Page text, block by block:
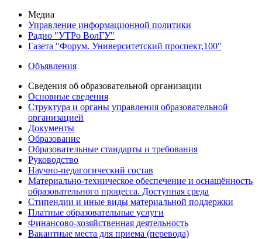
Медиа
Управление информационной политики
Радио "УТРо ВолГУ"
Газета "Форум. Университетский проспект,100"
Объявления
Сведения об образовательной организации
Основные сведения
Структура и органы управления образовательной
организацией
Документы
Образование
Образовательные стандарты и требования
Руководство
Научно-педагогический состав
Материально-техническое обеспечение и оснащённость
образовательного процесса. Доступная среда
Стипендии и иные виды материальной поддержки
Платные образовательные услуги
Финансово-хозяйственная деятельность
Вакантные места для приема (перевода)